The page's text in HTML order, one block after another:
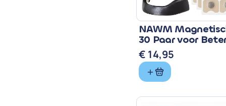
NAWM
30 Paar voor
€ 14,95